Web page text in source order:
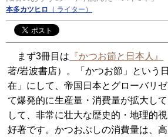
本多カツヒロ （ ライター）
まず3冊目は 『かつお節と日本人』
著/岩波書店）。「かつお節」という
在」にして、帝国日本とグローバリ
て爆発的に生産量・消費量が拡大し
して、非常に壮大な歴史的・地理的
好著です。かつおぶしの消費量は、